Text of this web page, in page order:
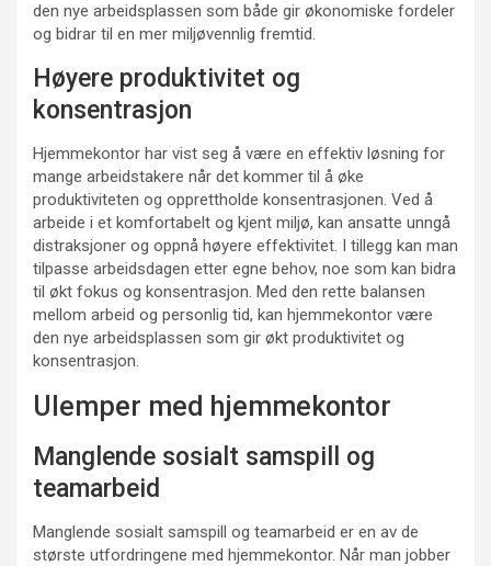
den nye arbeidsplassen som både gir økonomiske fordeler
og bidrar til en mer miljøvennlig fremtid.
Høyere produktivitet og
konsentrasjon
Hjemmekontor har vist seg å være en effektiv løsning for
mange arbeidstakere når det kommer til å øke
produktiviteten og opprettholde konsentrasjonen. Ved å
arbeide i et komfortabelt og kjent miljø, kan ansatte unngå
distraksjoner og oppnå høyere effektivitet. I tillegg kan man
tilpasse arbeidsdagen etter egne behov, noe som kan bidra
til økt fokus og konsentrasjon. Med den rette balansen
mellom arbeid og personlig tid, kan hjemmekontor være
den nye arbeidsplassen som gir økt produktivitet og
konsentrasjon.
Ulemper med hjemmekontor
Manglende sosialt samspill og
teamarbeid
Manglende sosialt samspill og teamarbeid er en av de
største utfordringene med hjemmekontor. Når man jobber